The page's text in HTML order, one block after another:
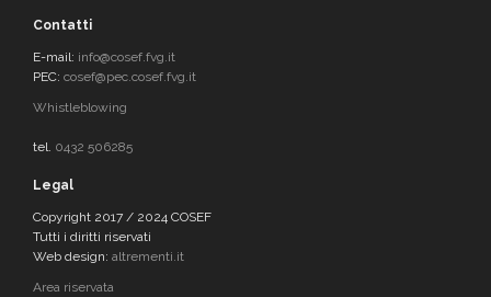
Contatti
E-mail: info@cosef.fvg.it
PEC: cosef@pec.cosef.fvg.it
Whistleblowing
tel. 0432 506285
Legal
Copyright 2017 / 2024 COSEF
Tutti i diritti riservati
Web design: altrementi.it
Area riservata